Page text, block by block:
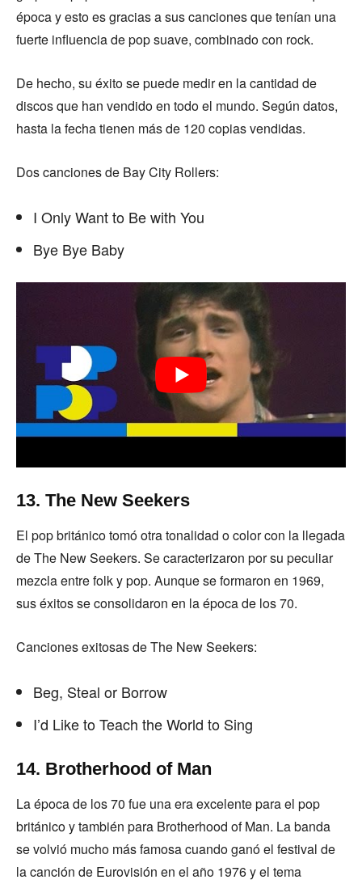
época y esto es gracias a sus canciones que tenían una
fuerte influencia de pop suave, combinado con rock.
De hecho, su éxito se puede medir en la cantidad de
discos que han vendido en todo el mundo. Según datos,
hasta la fecha tienen más de 120 copias vendidas.
Dos canciones de Bay City Rollers:
I Only Want to Be with You
Bye Bye Baby
13. The New Seekers
El pop británico tomó otra tonalidad o color con la llegada
de The New Seekers. Se caracterizaron por su peculiar
mezcla entre folk y pop. Aunque se formaron en 1969,
sus éxitos se consolidaron en la época de los 70.
Canciones exitosas de The New Seekers:
Beg, Steal or Borrow
I’d Like to Teach the World to Sing
14. Brotherhood of Man
La época de los 70 fue una era excelente para el pop
británico y también para Brotherhood of Man. La banda
se volvió mucho más famosa cuando ganó el festival de
la canción de Eurovisión en el año 1976 y el tema